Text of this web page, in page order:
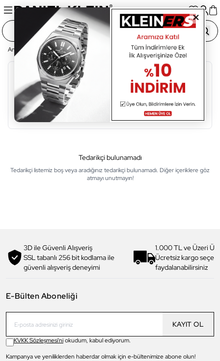
Ana Sayfa Tedarikçi Listesi
Alfabetik Sıralama
A B C F G H I
Tedarikçi bulunamadı
Tedarikçi listemiz boş veya aradığınız tedarikçi bulunamadı. Diğer içeriklere göz
atmayı unutmayın!
3D ile Güvenli Alışveriş
SSL tabanlı 256 bit kodlama ile
güvenli alışveriş deneyimi
1.000 TL ve Üzeri
Ücretsiz kargo
faydalanabilirsiniz
E-Bülten Aboneliği
KAYIT OL
KVKK Sözleşmesi'niokudum, kabul ediyorum.
Kampanya ve yeniliklerden haberdar olmak için e-bültenimize abone olun!